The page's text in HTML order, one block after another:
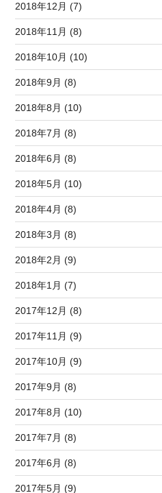
2018年12月 (7)
2018年11月 (8)
2018年10月 (10)
2018年9月 (8)
2018年8月 (10)
2018年7月 (8)
2018年6月 (8)
2018年5月 (10)
2018年4月 (8)
2018年3月 (8)
2018年2月 (9)
2018年1月 (7)
2017年12月 (8)
2017年11月 (9)
2017年10月 (9)
2017年9月 (8)
2017年8月 (10)
2017年7月 (8)
2017年6月 (8)
2017年5月 (9)